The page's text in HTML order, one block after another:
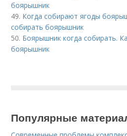
боярышник
49. Когда собирают ягоды
собирать боярышник
50. Боярышник когда собирать.
боярышник
Популярные